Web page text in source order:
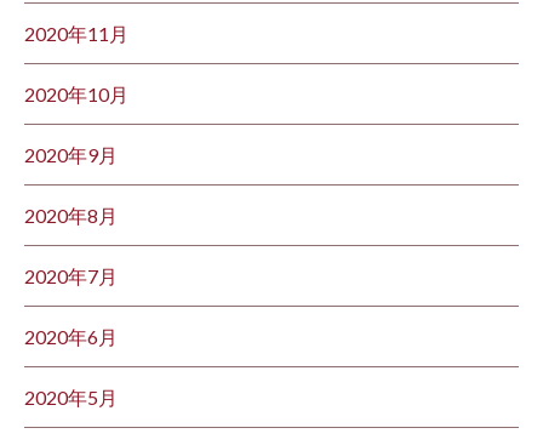
2020年11月
2020年10月
2020年9月
2020年8月
2020年7月
2020年6月
2020年5月